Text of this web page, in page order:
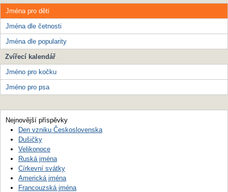
Jména pro děti
Jména dle četnosti
Jména dle popularity
Zvířecí kalendář
Jméno pro kočku
Jméno pro psa
Nejnovější příspěvky
Den vzniku Československa
Dušičky
Velikonoce
Ruská jména
Církevní svátky
Americká jména
Francouzská jména